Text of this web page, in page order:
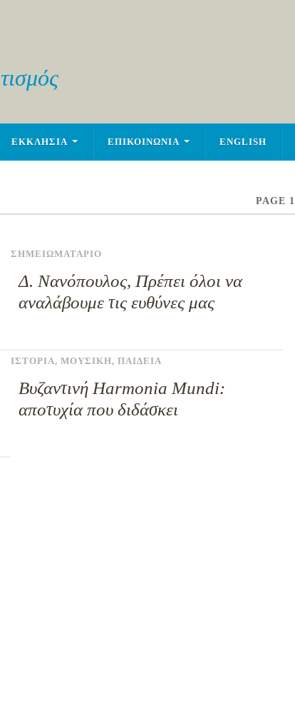
ΕΚΚΛΗΣΙΑ ΕΠΙΚΟΙΝΩΝΙΑ ENGLISH
PAGE 1
ΣΗΜΕΙΩΜΑΤΑΡΙΟ
Δ. Νανόπουλος, Πρέπει όλοι να
αναλάβουμε τις ευθύνες μας
ΙΣΤΟΡΙΑ, ΜΟΥΣΙΚΗ, ΠΑΙΔΕΙΑ
Βυζαντινή Harmonia Mundi:
αποτυχία που διδάσκει